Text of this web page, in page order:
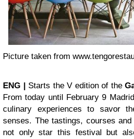
Picture taken from
ENG | Starts the V edition of the
From today until February 9
culinary experiences to savor
senses. The tastings, courses
not only star this festival but